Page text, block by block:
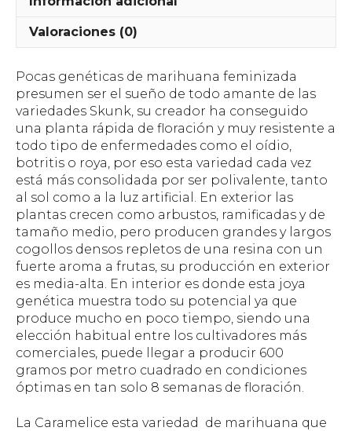
Valoraciones (0)
Pocas genéticas de marihuana feminizada
presumen ser el sueño de todo amante de las
variedades Skunk, su creador ha conseguido
una planta rápida de floración y muy resistente a
todo tipo de enfermedades como el oídio,
botritis o roya, por eso esta variedad cada vez
está más consolidada por ser polivalente, tanto
al sol como a la luz artificial. En exterior las
plantas crecen como arbustos, ramificadas y de
tamaño medio, pero producen grandes y largos
cogollos densos repletos de una resina con un
fuerte aroma a frutas, su producción en exterior
es media-alta. En interior es donde esta joya
genética muestra todo su potencial ya que
produce mucho en poco tiempo, siendo una
elección habitual entre los cultivadores más
comerciales, puede llegar a producir 600
gramos por metro cuadrado en condiciones
óptimas en tan solo 8 semanas de floración.
La Caramelice esta variedad de marihuana que